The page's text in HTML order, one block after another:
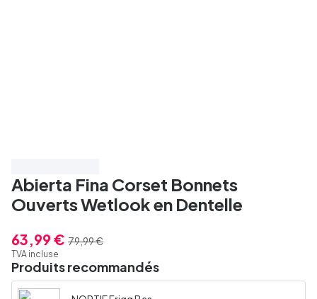
Abierta Fina Corset Bonnets
Ouverts Wetlook en Dentelle
63,99 € 79,99 €
TVA incluse
Produits recommandés